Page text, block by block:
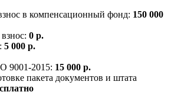
в компенсационный фонд: 150 000
0 р.
5 000 р.
9001-2015: 15 000 р.
пакета документов и штата